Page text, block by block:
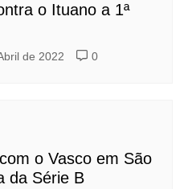
o Ituano a 1ª
de 2022 0
o Vasco em São
da Série B